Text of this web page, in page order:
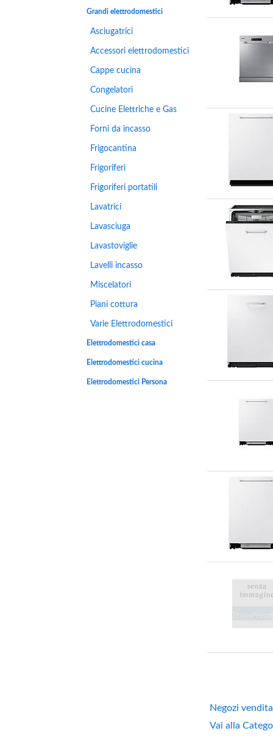
Grandi elettrodomestici
Asciugatrici
Accessori elettrodomestici
Cappe cucina
Congelatori
Cucine Elettriche e Gas
Forni da incasso
Frigocantina
Frigoriferi
Frigoriferi portatili
Lavatrici
Lavasciuga
Lavastoviglie
Lavelli incasso
Miscelatori
Piani cottura
Varie Elettrodomestici
Elettrodomestici casa
Elettrodomestici cucina
Elettrodomestici Persona
Negozi
Vai alla